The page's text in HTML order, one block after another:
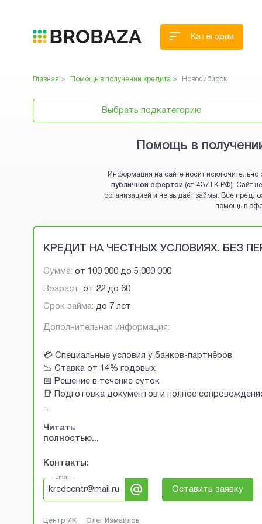
Категории
Главная > Помощь в получении кредита > Новосибирск
Выбрать подкатегорию
Помощь в
Информация на сайте носит исключительно
публичной офертой (ст. 437 ГК РФ). Сайт
организацией и не выдаёт займы. Все
помощь в
Brobaza - VIP-объявления
КРЕДИТ НА ЧЕСТНЫХ УСЛОВИЯХ. БЕЗ
Сумма: от 100 000 до 5 000 000
Возраст: от 22 до 60
Срок займа: до 7 лет
Дополнительная информация:
💳 Специальные условия у банков-партнёров
📉 Ставка от 14% годовых
📅 Решение в течение суток
📑 Подготовка документов и полное
...
Читать
полностью...
Контакты:
Email
kredcentr@mail.ru Оставить заявку
Центр ИК Олег Измайлов